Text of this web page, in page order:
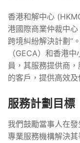
香港和解中心
港國際商業仲裁中
跨境糾紛解決計劃”
（GECA）和香港
員，其服務提供商
的客戶，提供高效
服務計劃目標
我們鼓勵當事人在
專業服務機構解決